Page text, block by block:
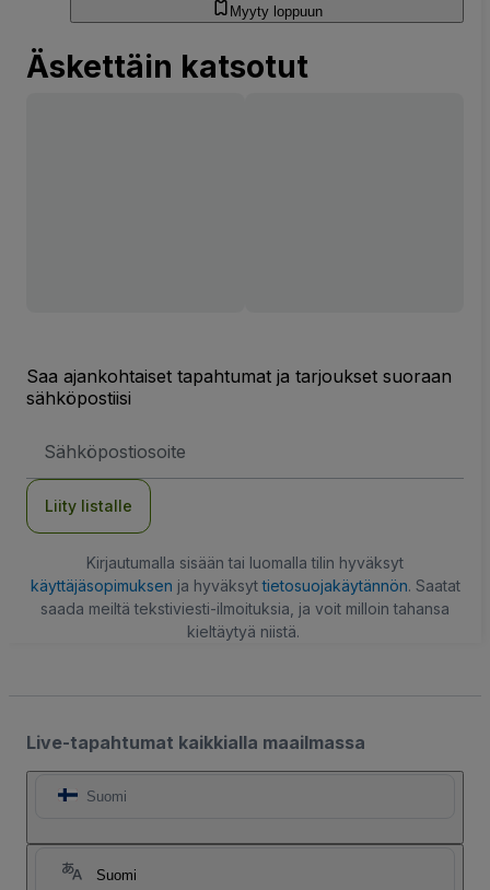
Myyty loppuun
Äskettäin katsotut
Saa ajankohtaiset tapahtumat ja tarjoukset suoraan
sähköpostiisi
Liity listalle
Kirjautumalla sisään tai luomalla tilin hyväksyt
käyttäjäsopimuksen ja hyväksyttietosuojakäytännön. Saatat
saada meiltä tekstiviesti-ilmoituksia, ja voit milloin tahansa
kieltäytyä niistä.
Live-tapahtumat kaikkialla maailmassa
Suomi
Suomi